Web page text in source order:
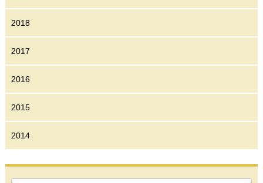
2018
2017
2016
2015
2014